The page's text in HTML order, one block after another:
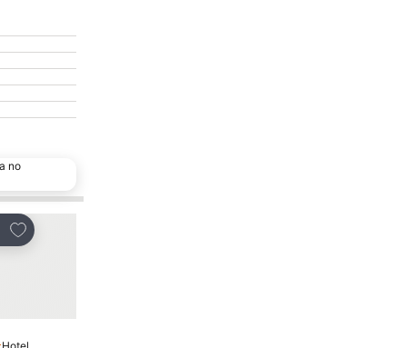
no
Adicionar aos favoritos